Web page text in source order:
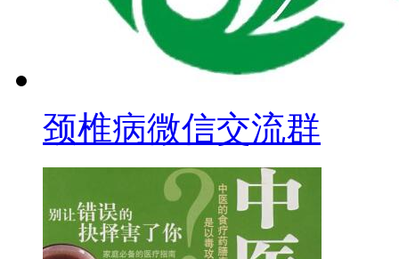
颈椎病微信交流群